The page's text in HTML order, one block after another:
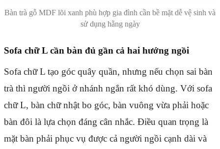
Bàn trà gỗ MDF lõi xanh phù hợp gia đình cần bề mặt dễ vệ sinh và
sử dụng hằng ngày
Sofa chữ L cần bàn đủ gần cả hai hướng ngồi
Sofa chữ L tạo góc quây quần, nhưng nếu chọn sai bàn
trà thì người ngồi ở nhánh ngắn rất khó dùng. Với sofa
chữ L, bàn chữ nhật bo góc, bàn vuông vừa phải hoặc
bàn đôi là lựa chọn đáng cân nhắc. Điều quan trọng là
mặt bàn phải phục vụ được cả người ngồi cạnh dài và